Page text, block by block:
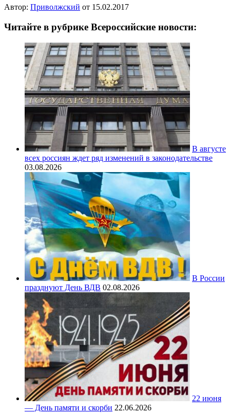
Автор: Приволжский от 15.02.2017
Читайте в рубрике Всероссийские новости:
В августе
всех россиян ждет ряд изменений в законодательстве
03.08.2026
В России
празднуют День ВДВ 02.08.2026
22 июня
— День памяти и скорби 22.06.2026